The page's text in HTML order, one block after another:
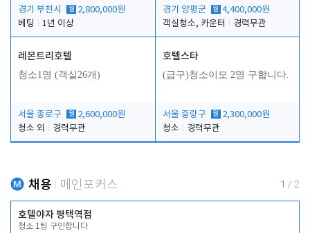
경기 부천시 월 2,800,000원
베팅
1년 이상
경기 양평군 월 4,400,000원
객실청소, 카운터
경력무관
레몬트리호텔
청소1명 (객실26개)
서울 종로구 월 2,600,000원
청소 외
경력무관
호텔스타
(급구)청소이모 2명 구합니다.
서울 중랑구 월 2,300,000원
청소
경력무관
채용 메인포커스 1 / 2
호텔야자 평택역점
청소 1팀 구인합니다